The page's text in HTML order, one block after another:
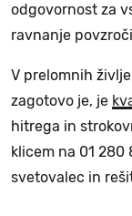
odgovornost za
ravnanje
V prelomnih
zagotovo je, je
hitrega in
klicem na 01 280
svetovalec in